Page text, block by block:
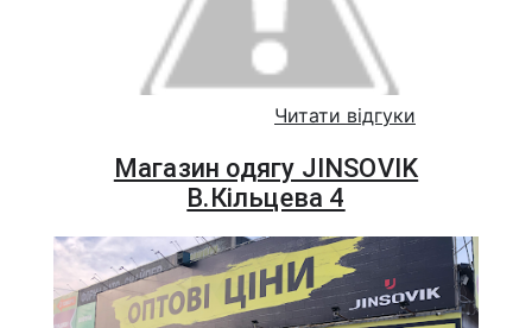
Читати відгуки
Магазин одягу JINSOVIK
В.Кільцева 4